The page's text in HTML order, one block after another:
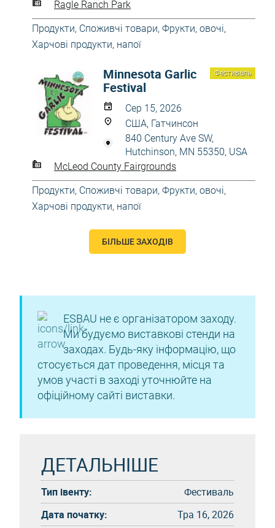
Ragle Ranch Park
Продукти, Споживчі товари, Фрукти, овочі,
Харчові продукти, напої
Фестиваль
Minnesota Garlic
Festival
Сер 15, 2026
США, Гатчинсон
840 Century Ave SW,
Hutchinson, MN 55350, USA
McLeod County Fairgrounds
Продукти, Споживчі товари, Фрукти, овочі,
Харчові продукти, напої
БІЛЬШЕ ЗАХОДІВ
ESBAU не є організатором заходу.
Ми будуємо виставкові стенди на
заходах. Будь-яку інформацію, що
стосується дат проведення, місця та
умов участі в заході уточнюйте на
офіційному сайті виставки.
ДЕТАЛЬНІШЕ
Тип івенту:
Фестиваль
Дата початку:
Тра 16, 2026